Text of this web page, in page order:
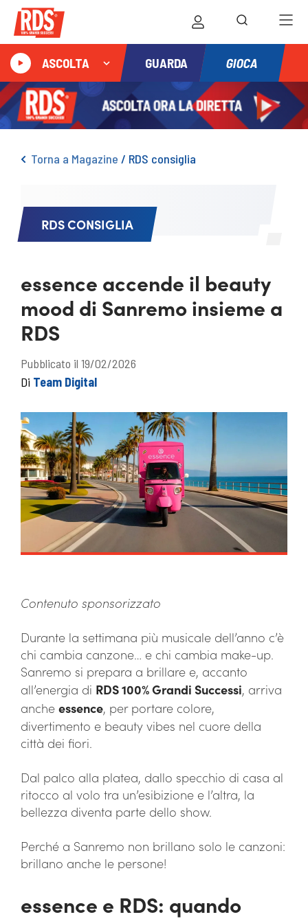
ASCOLTA GUARDA GIOCA
Torna a Magazine / RDS consiglia
RDS CONSIGLIA
essence accende il beauty
mood di Sanremo insieme a
RDS
Pubblicato il 19/02/2026
Di Team Digital
Contenuto sponsorizzato
Durante la settimana più musicale dell’anno c’è
chi cambia canzone… e chi cambia make-up.
Sanremo si prepara a brillare e, accanto
all’energia di RDS 100% Grandi Successi, arriva
anche essence, per portare colore,
divertimento e beauty vibes nel cuore della
città dei fiori.
Dal palco alla platea, dallo specchio di casa al
ritocco al volo tra un’esibizione e l’altra, la
bellezza diventa parte dello show.
Perché a Sanremo non brillano solo le canzoni:
brillano anche le persone!
essence e RDS: quando